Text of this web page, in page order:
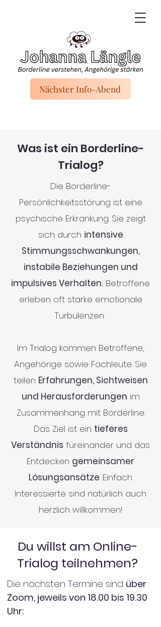
Nächster Info-Abend
Was ist ein Borderline-
Trialog?
Die Borderline-
Persönlichkeitsstörung ist eine
psychische Erkrankung. Sie zeigt
sich durch intensive
Stimmungsschwankungen,
instabile Beziehungen und
impulsives Verhalten. Betroffene
erleben oft starke emotionale
Turbulenzen.
Im Trialog kommen Betroffene,
Angehörige sowie Fachleute. Sie
teilen Erfahrungen, Sichtweisen
und Herausforderungen im
Zusammenhang mit Borderline.
Das Ziel ist ein tieferes
Verständnis füreinander und das
Entdecken gemeinsamer
Lösungsansätze. Einfach
Interessierte sind natürlich auch
herzlich willkommen!
Du willst am Online-
Trialog teilnehmen?
Die nächsten Termine sind über
Zoom, jeweils von 18.00 bis 19.30
Uhr: